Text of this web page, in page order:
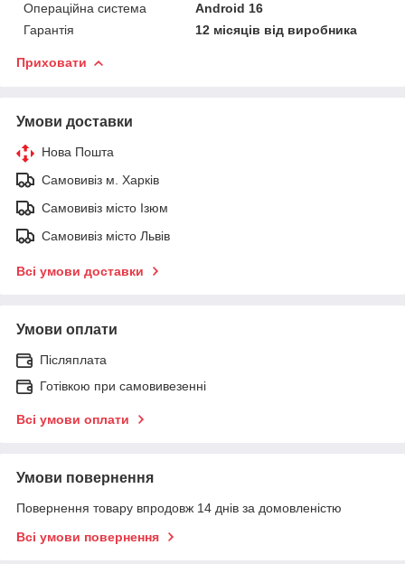
Операційна система
Android 16
Гарантія
12 місяців від виробника
Приховати
Умови доставки
Нова Пошта
Самовивіз м. Харків
Самовивіз місто Ізюм
Самовивіз місто Львів
Всі умови доставки
Умови оплати
Післяплата
Готівкою при самовивезенні
Всі умови оплати
Умови повернення
Повернення товару впродовж 14 днів за домовленістю
Всі умови повернення